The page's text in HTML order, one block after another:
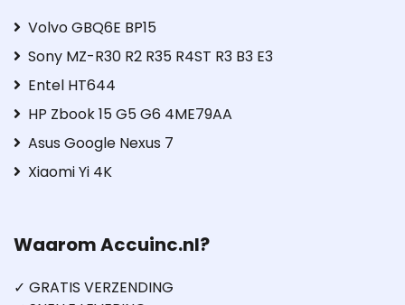
Volvo GBQ6E BP15
Sony MZ-R30 R2 R35 R4ST R3 B3 E3
Entel HT644
HP Zbook 15 G5 G6 4ME79AA
Asus Google Nexus 7
Xiaomi Yi 4K
Waarom Accuinc.nl?
✓ GRATIS VERZENDING